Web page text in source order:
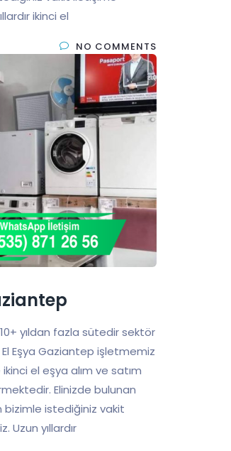
ikinci el
NO COMMENTS
yıldan fazla sütedir sektör
Eşya Gaziantep işletmemiz
ikinci el eşya alım ve satım
Elinizde bulunan
bizimle istediğiniz vakit
Uzun yıllardır